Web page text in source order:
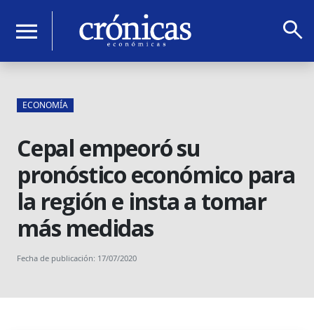
menu search
ECONOMÍA
Cepal empeoró su
pronóstico económico para
la región e insta a tomar
más medidas
Fecha de publicación: 17/07/2020